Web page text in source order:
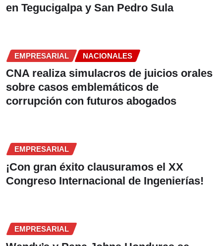
en Tegucigalpa y San Pedro Sula
EMPRESARIAL NACIONALES
CNA realiza simulacros de juicios orales
sobre casos emblemáticos de
corrupción con futuros abogados
EMPRESARIAL
¡Con gran éxito clausuramos el XX
Congreso Internacional de Ingenierías!
EMPRESARIAL